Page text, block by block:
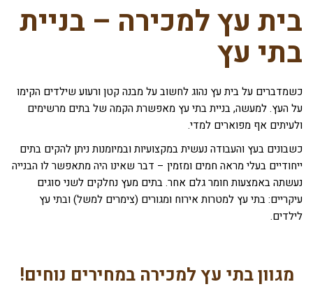
בית עץ למכירה – בניית
בתי עץ
כשמדברים על בית עץ נהוג לחשוב על מבנה קטן ורעוע שילדים הקימו
על העץ. למעשה, בניית בתי עץ מאפשרת הקמה של בתים מרשימים
ולעיתים אף מפוארים למדי.
כשבונים בעץ והעבודה נעשית במקצועיות ובמיומנות ניתן להקים בתים
ייחודיים בעלי מראה חמים ומזמין – דבר שאינו היה מתאפשר לו הבנייה
נעשתה באמצעות חומר גלם אחר. בתים מעץ נחלקים לשני סוגים
עיקריים: בתי עץ למטרות אירוח ומגורים (צימרים למשל) ובתי עץ
לילדים.
מגוון בתי עץ למכירה במחירים נוחים!